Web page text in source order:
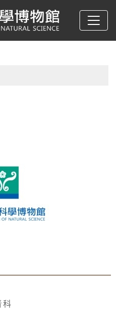
自然科學
科